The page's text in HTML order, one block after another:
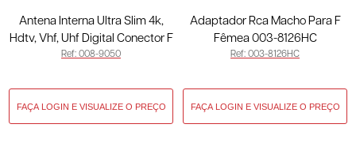
Antena Interna Ultra Slim 4k,
Hdtv, Vhf, Uhf Digital Conector F
90 Graus 5dbi - Cabo 1 Metro
Ref: 008-9050
Adaptador Rca Macho Para F
Fêmea 003-8126HC
Ref: 003-8126HC